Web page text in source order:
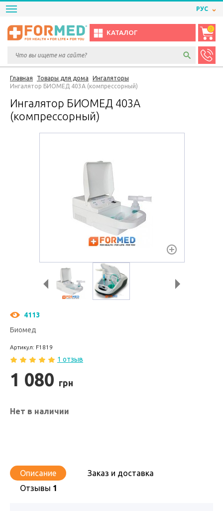
РУС
КАТАЛОГ
0
Главная Товары для дома
Ингаляторы
Ингалятор БИОМЕД 403А (компрессорный)
Ингалятор БИОМЕД 403А
(компрессорный)
4113
Биомед
Артикул: F1819
1 отзыв
1 080 грн
Нет в наличии
Описание
Заказ и доставка
Отзывы 1